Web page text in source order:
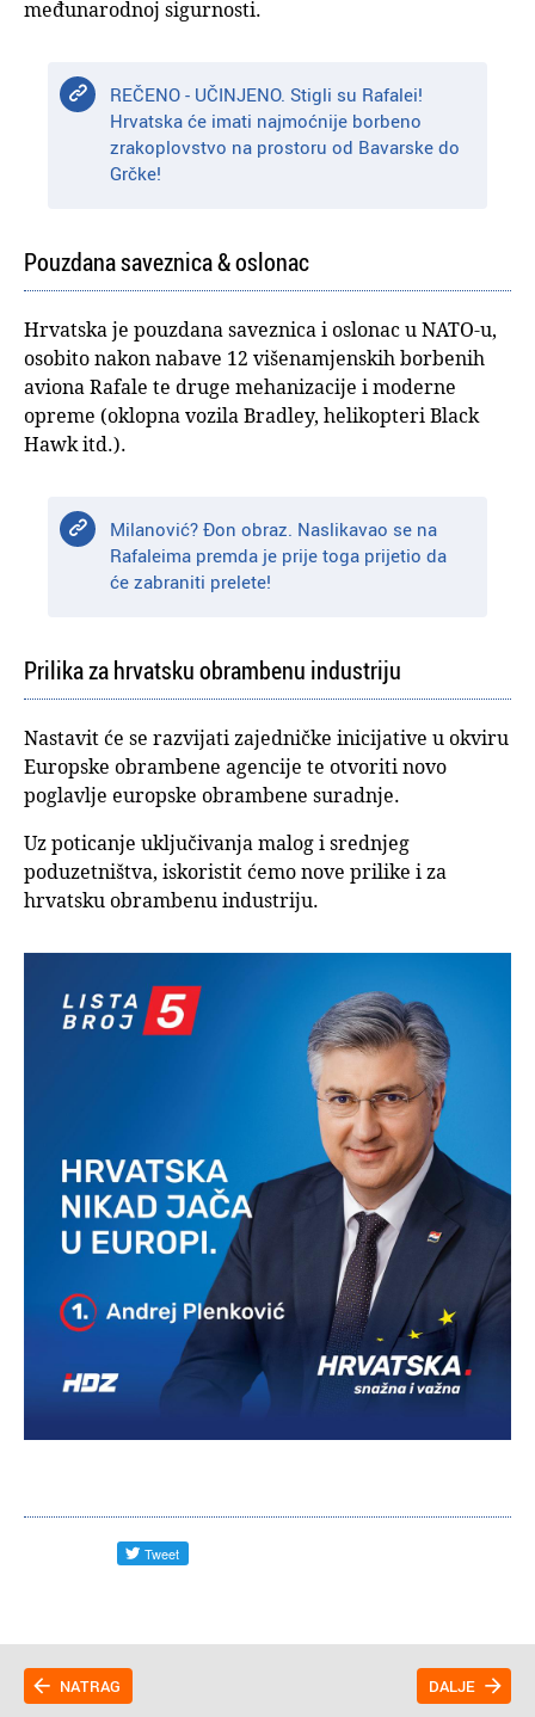
međunarodnoj sigurnosti.
REČENO - UČINJENO. Stigli su Rafalei!
Hrvatska će imati najmoćnije borbeno
zrakoplovstvo na prostoru od Bavarske do
Grčke!
Pouzdana saveznica & oslonac
Hrvatska je pouzdana saveznica i oslonac u NATO-u,
osobito nakon nabave 12 višenamjenskih borbenih
aviona Rafale te druge mehanizacije i moderne
opreme (oklopna vozila Bradley, helikopteri Black
Hawk itd.).
Milanović? Đon obraz. Naslikavao se na
Rafaleima premda je prije toga prijetio da
će zabraniti prelete!
Prilika za hrvatsku obrambenu industriju
Nastavit će se razvijati zajedničke inicijative u okviru
Europske obrambene agencije te otvoriti novo
poglavlje europske obrambene suradnje.
Uz poticanje uključivanja malog i srednjeg
poduzetništva, iskoristit ćemo nove prilike i za
hrvatsku obrambenu industriju.
NATRAG DALJE